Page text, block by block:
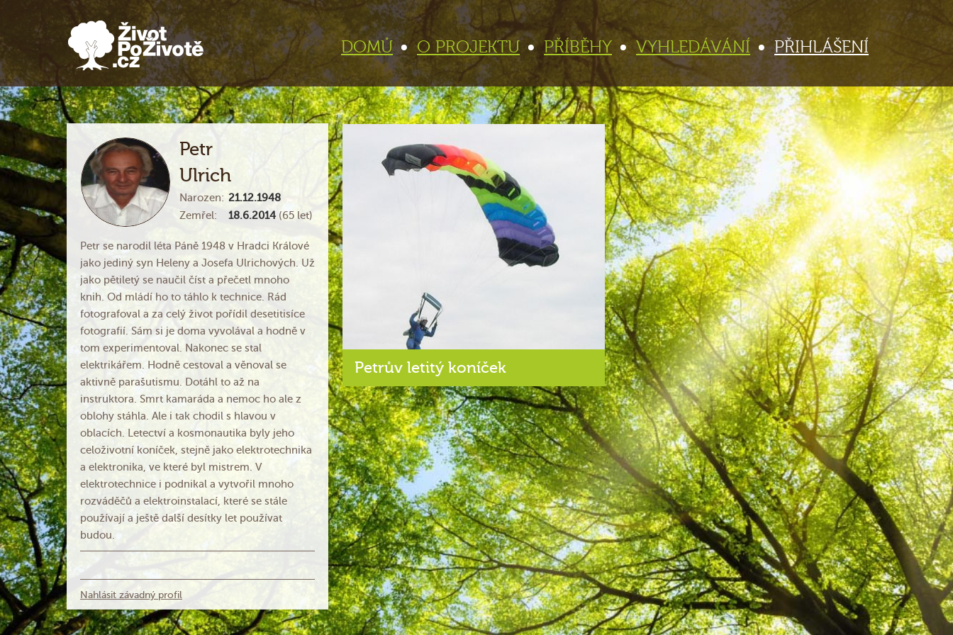
DOMŮ O PROJEKTU PŘÍBĚHY VYHLEDÁVÁNÍ PŘIHLÁŠENÍ
Petr
Ulrich
Narozen: 21.12.1948
Zemřel:
18.6.2014 (65 let)
Petr se narodil léta Páně 1948 v Hradci Králové
jako jediný syn Heleny a Josefa Ulrichových. Už
jako pětiletý se naučil číst a přečetl mnoho
knih. Od mládí ho to táhlo k technice. Rád
fotografoval a za celý život pořídil desetitisíce
fotografií. Sám si je doma vyvolával a hodně v
tom experimentoval. Nakonec se stal
elektrikářem. Hodně cestoval a věnoval se
aktivně parašutismu. Dotáhl to až na
instruktora. Smrt kamaráda a nemoc ho ale z
oblohy stáhla. Ale i tak chodil s hlavou v
oblacích. Letectví a kosmonautika byly jeho
celoživotní koníček, stejně jako elektrotechnika
a elektronika, ve které byl mistrem. V
elektrotechnice i podnikal a vytvořil mnoho
rozváděčů a elektroinstalací, které se stále
používají a ještě další desítky let používat
budou.
Nahlásit závadný profil
Petrův letitý koníček